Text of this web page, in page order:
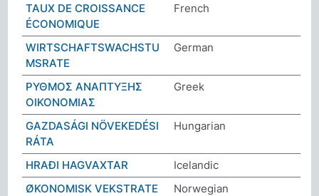
TAUX DE CROISSANCE
ÉCONOMIQUE
French
WIRTSCHAFTSWACHSTU
MSRATE
German
ΡΥΘΜΟΣ ΑΝΑΠΤΥΞΗΣ
ΟΙΚΟΝΟΜΙΑΣ
Greek
GAZDASÁGI NÖVEKEDÉSI
RÁTA
Hungarian
HRAÐI HAGVAXTAR
Icelandic
ØKONOMISK VEKSTRATE
Norwegian